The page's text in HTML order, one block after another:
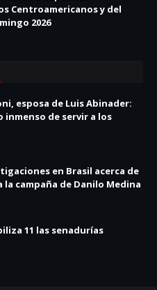
Centroamericanos y del
2026
esposa de Luis Abinader:
inmenso de servir a los
en Brasil acerca de
campaña de Danilo Medina
11 las senadurías